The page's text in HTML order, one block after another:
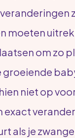
moeten
om zo
groeiende
niet op
exact
als je